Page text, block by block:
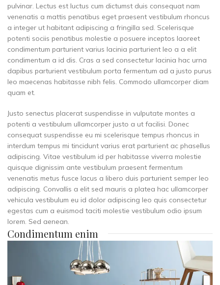
pulvinar. Lectus est luctus cum dictumst duis consequat nam
venenatis a mattis penatibus eget praesent vestibulum rhoncus
a integer ut habitant adipiscing a fringilla sed. Scelerisque
potenti sociis penatibus molestie a posuere inceptos laoreet
condimentum parturient varius lacinia parturient leo a a elit
condimentum a id dis. Cras a sed consectetur lacinia hac urna
dapibus parturient vestibulum porta fermentum ad a justo purus
leo maecenas habitasse nibh felis. Commodo ullamcorper diam
quam et.
Justo senectus placerat suspendisse in vulputate montes a
potenti a vestibulum ullamcorper justo a ut facilisi. Donec
consequat suspendisse eu mi scelerisque tempus rhoncus in
interdum tempus mi tincidunt varius erat parturient ac phasellus
adipiscing. Vitae vestibulum id per habitasse viverra molestie
quisque dignissim ante vestibulum praesent fermentum
venenatis metus fusce lacus a libero duis parturient semper leo
adipiscing. Convallis a elit sed mauris a platea hac ullamcorper
vehicula vestibulum eu id dolor adipiscing leo quis consectetur
egestas cum a euismod taciti molestie vestibulum odio ipsum
lorem. Sed aenean.
Condimentum enim